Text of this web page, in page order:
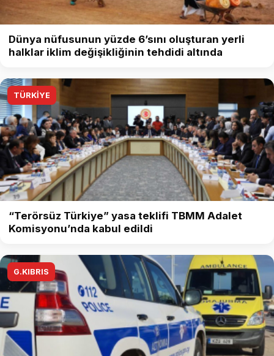
Dünya nüfusunun yüzde 6’sını oluşturan yerli
halklar iklim değişikliğinin tehdidi altında
TÜRKİYE
“Terörsüz Türkiye” yasa teklifi TBMM Adalet
Komisyonu’nda kabul edildi
G.KIBRIS